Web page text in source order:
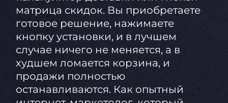
матрица скидок. Вы приобретаете
готовое решение, нажимаете
кнопку установки, и в лучшем
случае ничего не меняется, а в
худшем ломается корзина, и
продажи полностью
останавливаются. Как опытный